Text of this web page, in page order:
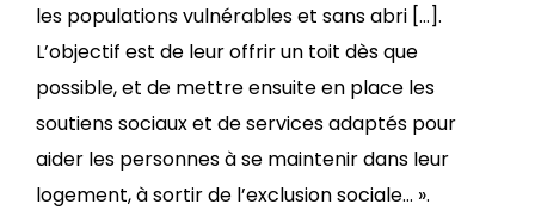
les populations vulnérables et sans abri […].
L’objectif est de leur offrir un toit dès que
possible, et de mettre ensuite en place les
soutiens sociaux et de services adaptés pour
aider les personnes à se maintenir dans leur
logement, à sortir de l’exclusion sociale… ».